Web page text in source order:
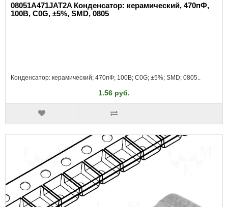
08051A471JAT2A Конденсатор: керамический, 470пФ,
100В, C0G, ±5%, SMD, 0805
Конденсатор: керамический; 470пФ; 100В; C0G; ±5%; SMD; 0805..
1.56 руб.